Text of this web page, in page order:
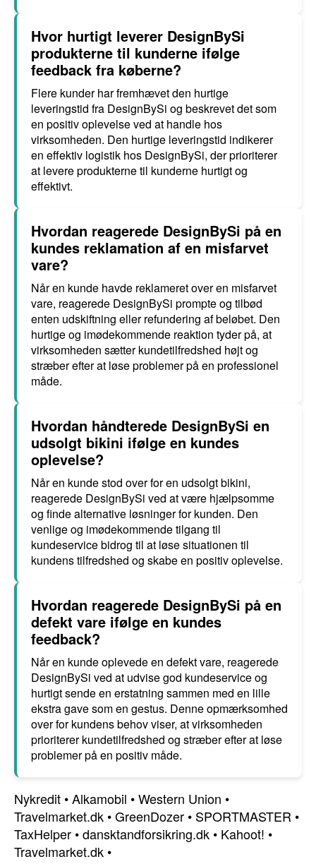
Hvor hurtigt leverer DesignBySi
produkterne til kunderne ifølge
feedback fra køberne?
Flere kunder har fremhævet den hurtige
leveringstid fra DesignBySi og beskrevet det som
en positiv oplevelse ved at handle hos
virksomheden. Den hurtige leveringstid indikerer
en effektiv logistik hos DesignBySi, der prioriterer
at levere produkterne til kunderne hurtigt og
effektivt.
Hvordan reagerede DesignBySi på en
kundes reklamation af en misfarvet
vare?
Når en kunde havde reklameret over en misfarvet
vare, reagerede DesignBySi prompte og tilbød
enten udskiftning eller refundering af beløbet. Den
hurtige og imødekommende reaktion tyder på, at
virksomheden sætter kundetilfredshed højt og
stræber efter at løse problemer på en professionel
måde.
Hvordan håndterede DesignBySi en
udsolgt bikini ifølge en kundes
oplevelse?
Når en kunde stod over for en udsolgt bikini,
reagerede DesignBySi ved at være hjælpsomme
og finde alternative løsninger for kunden. Den
venlige og imødekommende tilgang til
kundeservice bidrog til at løse situationen til
kundens tilfredshed og skabe en positiv oplevelse.
Hvordan reagerede DesignBySi på en
defekt vare ifølge en kundes
feedback?
Når en kunde oplevede en defekt vare, reagerede
DesignBySi ved at udvise god kundeservice og
hurtigt sende en erstatning sammen med en lille
ekstra gave som en gestus. Denne opmærksomhed
over for kundens behov viser, at virksomheden
prioriterer kundetilfredshed og stræber efter at løse
problemer på en positiv måde.
Nykredit •Alkamobil •Western Union •
Travelmarket.dk •GreenDozer • SPORTMASTER •
TaxHelper •dansktandforsikring.dk • Kahoot! •
Travelmarket.dk •